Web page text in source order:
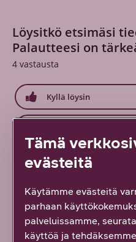
Löysitkö etsimäsi
Palautteesi on
4 vastausta
Kyllä löysin
En lainkaan
Vähän epäselvää
Tämä
evästeitä
Käytämme evästeitä
parhaan
palveluissamme,
käyttöä ja